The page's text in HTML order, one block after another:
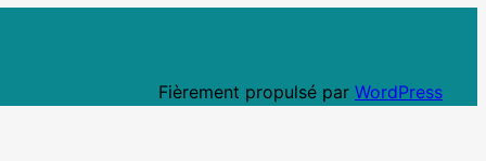
Fièrement propulsé par WordPress